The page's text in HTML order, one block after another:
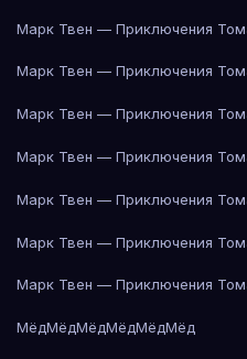
Марк Твен — Приключения
Марк Твен — Приключения
Марк Твен — Приключения
Марк Твен — Приключения
Марк Твен — Приключения
Марк Твен — Приключения
Марк Твен — Приключения
МёдМёдМёдМёдМёдМёд